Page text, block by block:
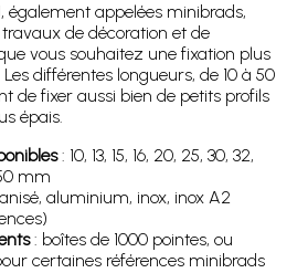
également appelées minibrads,
de décoration et de
vous souhaitez une fixation plus
différentes longueurs, de 10 à 50
de fixer aussi bien de petits profils
épais.
: 10, 13, 15, 16, 20, 25, 30, 32,
mm
aluminium, inox, inox A2
: boîtes de 1000 pointes, ou
certaines références minibrads